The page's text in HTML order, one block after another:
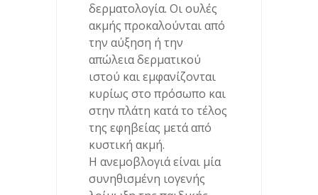
δερματολογία. Οι ουλές
ακμής προκαλούνται από
την αύξηση ή την
απώλεια δερματικού
ιστού και εμφανίζονται
κυρίως στο πρόσωπο και
στην πλάτη κατά το τέλος
της εφηβείας μετά από
κυστική ακμή.
Η ανεμοβλογιά είναι μία
συνηθισμένη ιογενής